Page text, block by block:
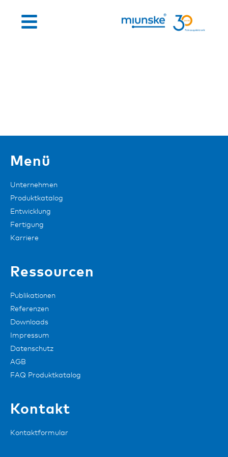
Menü
Unternehmen
Produktkatalog
Entwicklung
Fertigung
Karriere
Ressourcen
Publikationen
Referenzen
Downloads
Impressum
Datenschutz
AGB
FAQ Produktkatalog
Kontakt
Kontaktformular